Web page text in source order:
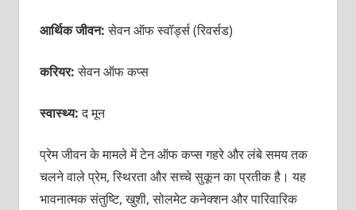
आर्थिक जीवन:सेवन ऑफ स्वॉर्ड्स (रिवर्सड)
करियर:सेवन ऑफ कप्स
स्वास्थ्य:द मून
प्रेम जीवन के मामले में टेन ऑफ कप्स गहरे और लंबे समय तक
चलने वाले प्रेम, स्थिरता और सच्चे सुकून का प्रतीक है। यह
भावनात्मक संतुष्टि, खुशी, सोलमेट कनेक्शन और पारिवारिक